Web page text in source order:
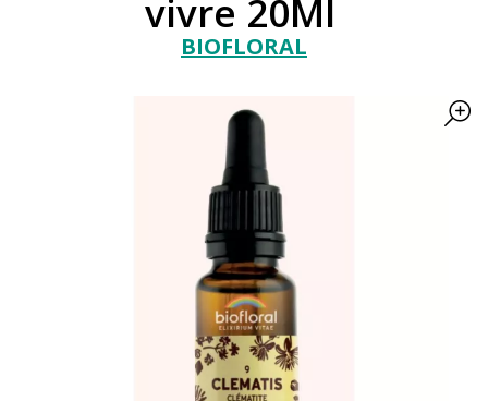
vivre 20Ml
BIOFLORAL